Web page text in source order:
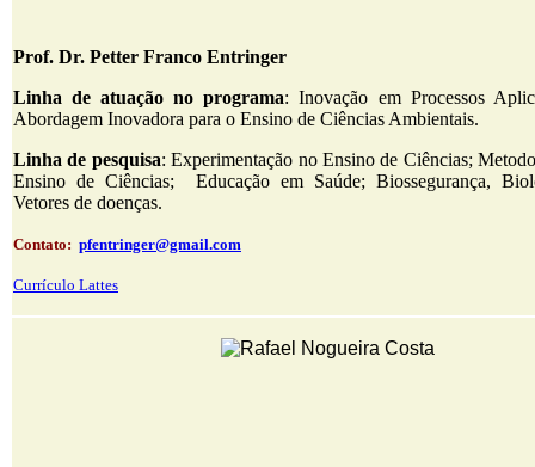
Prof. Dr. Petter Franco Entringer
Linha de atuação no programa: Inovação em Processos
Abordagem Inovadora para o Ensino de Ciências Ambientais.
Linha de pesquisa: Experimentação no Ensino de Ciências;
Ensino de Ciências; Educação em Saúde; Biossegurança,
Vetores de doenças.
Contato: pfentringer@gmail.com
Currículo Lattes